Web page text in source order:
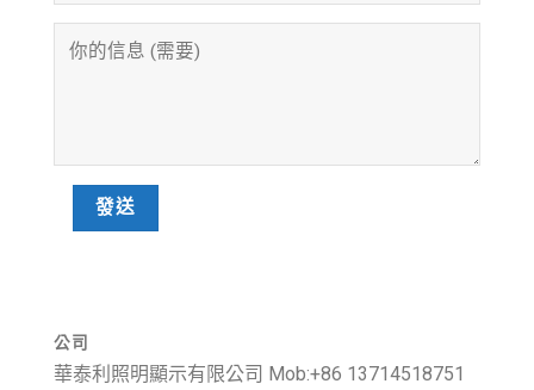
公司
華泰利照明顯示有限公司 Mob:+86 13714518751